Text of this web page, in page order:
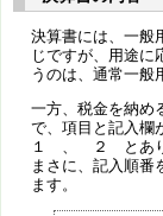
決算書には、一般
じですが、用途に
うのは、通常一般
一方、税金を納め
で、項目と記入
１ 、 ２ とあり
まさに、記入順番
ます。